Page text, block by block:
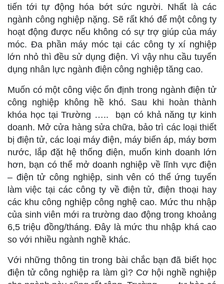
tiến tới tự động hóa bớt sức người. Nhất là các
ngành công nghiệp nặng. Sẽ rất khó để một công ty
hoạt động được nếu không có sự trợ giúp của máy
móc. Đa phần máy móc tại các công ty xí nghiệp
lớn nhỏ thì đều sử dụng điện. Vì vậy nhu cầu tuyển
dụng nhân lực ngành điện công nghiệp tăng cao.
Muốn có một công việc ổn định trong ngành điện tử
công nghiệp không hề khó. Sau khi hoàn thành
khóa học tại Trường ….. bạn có khả năng tự kinh
doanh. Mở cửa hàng sửa chữa, bảo trì các loại thiết
bị điện tử, các loại máy điện, máy biến áp, máy bơm
nước, lắp đặt hệ thống điện, muốn kinh doanh lớn
hơn, bạn có thể mở doanh nghiệp về lĩnh vực điện
– điện tử công nghiệp, sinh vên có thể ứng tuyển
làm việc tại các công ty về điện tử, điện thoại hay
các khu công nghiệp công nghệ cao. Mức thu nhập
của sinh viên mới ra trường dao động trong khoảng
6,5 triệu đồng/tháng. Đây là mức thu nhập khá cao
so với nhiều ngành nghề khác.
Với những thông tin trong bài chắc bạn đã biết học
điện tử công nghiệp ra làm gì? Cơ hội nghề nghiệp